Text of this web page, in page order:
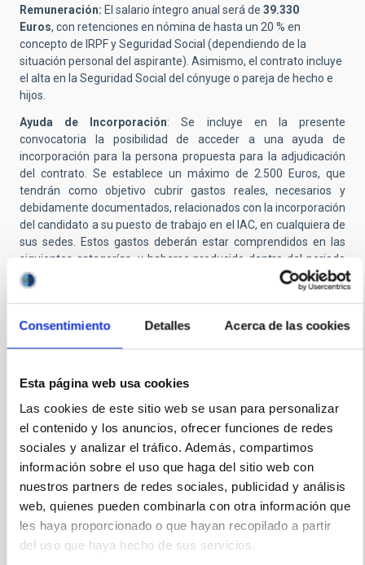
Consentimiento Detalles Acerca de las cookies
Esta página web usa cookies
Las cookies de este sitio web se usan para personalizar
el contenido y los anuncios, ofrecer funciones de redes
sociales y analizar el tráfico. Además, compartimos
información sobre el uso que haga del sitio web con
nuestros partners de redes sociales, publicidad y análisis
web, quienes pueden combinarla con otra información que
les haya proporcionado o que hayan recopilado a partir
del uso que haya hecho de sus servicios.
Remuneración: El salario íntegro anual será de 39.330
Euros, con retenciones en nómina de hasta un 20 % en
concepto de IRPF y Seguridad Social (dependiendo de la
situación personal del aspirante). Asimismo, el contrato incluye
el alta en la Seguridad Social del cónyuge o pareja de hecho e
hijos.
Ayuda de Incorporación: Se incluye en la presente
convocatoria la posibilidad de acceder a una ayuda de
incorporación para la persona propuesta para la adjudicación
del contrato. Se establece un máximo de 2.500 Euros, que
tendrán como objetivo cubrir gastos reales, necesarios y
debidamente documentados, relacionados con la incorporación
del candidato a su puesto de trabajo en el IAC, en cualquiera de
sus sedes. Estos gastos deberán estar comprendidos en las
siguientes categorías, y haberse producido dentro del periodo
de los 14 días inmediatamente anteriores al día de inicio del
contrato:
(1) Billete de avión o barco desde el lugar de su residencia
económica. La tarifa incluye una maleta de cabina (56x40x25,
equipaje facturado (158cm y 23 kg máximo).
(2) Gastos de alojamiento de dos semanas (13 noches)
(3) Gastos de manutención (37,40€ x 14 días).
No se reembolsará ningún otro tipo de gasto (taxi, tren,
autobús, etc.). Esta ayuda tiene consideración de retribución
dineraria, y al importe justificado se le aplicará la retención del
Impuesto de la Renta de las Personas Físicas (IRPF)